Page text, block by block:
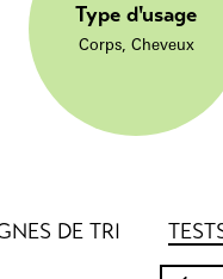
Type d'usage
Corps, Cheveux
DE TRI